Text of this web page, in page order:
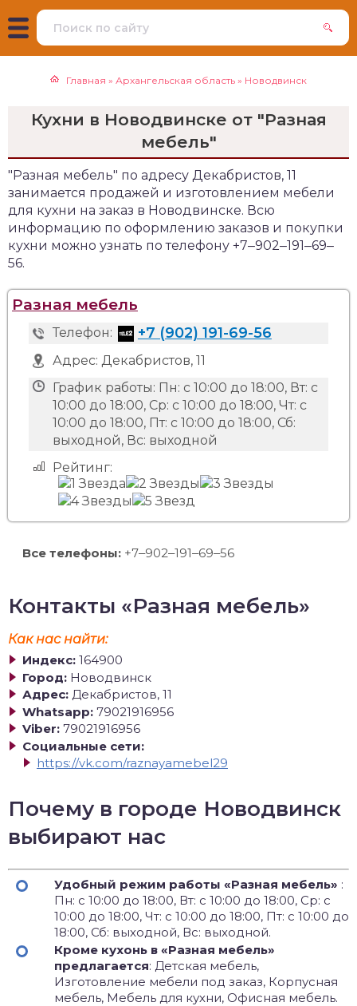
Главная » Архангельская область » Новодвинск
Кухни в Новодвинске от "Разная
мебель"
"Разная мебель" по адресу Декабристов, 11
занимается продажей и изготовлением мебели
для кухни на заказ в Новодвинске. Всю
информацию по оформлению заказов и покупки
кухни можно узнать по телефону +7‒902‒191‒69‒
56.
Разная мебель
Телефон: +7 (902) 191-69-56
Адрес: Декабристов, 11
График работы: Пн: с 10:00 до 18:00, Вт: с
10:00 до 18:00, Ср: с 10:00 до 18:00, Чт: с
10:00 до 18:00, Пт: с 10:00 до 18:00, Сб:
выходной, Вс: выходной
Рейтинг:
Все телефоны: +7‒902‒191‒69‒56
Контакты «Разная мебель»
Как нас найти:
Индекс: 164900
Город: Новодвинск
Адрес: Декабристов, 11
Whatsapp: 79021916956
Viber: 79021916956
Социальные сети:
https://vk.com/raznayamebel29
Почему в городе Новодвинск
выбирают нас
Удобный режим работы «Разная мебель» :
Пн: с 10:00 до 18:00, Вт: с 10:00 до 18:00, Ср: с
10:00 до 18:00, Чт: с 10:00 до 18:00, Пт: с 10:00 до
18:00, Сб: выходной, Вс: выходной.
Кроме кухонь в «Разная мебель»
предлагается: Детская мебель,
Изготовление мебели под заказ, Корпусная
мебель, Мебель для кухни, Офисная мебель.